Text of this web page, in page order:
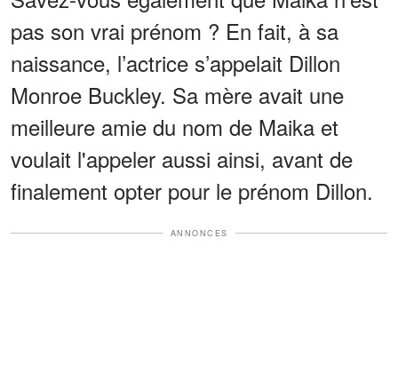
pas son vrai prénom ? En fait, à sa
naissance, l’actrice s’appelait Dillon
Monroe Buckley. Sa mère avait une
meilleure amie du nom de Maika et
voulait l'appeler aussi ainsi, avant de
finalement opter pour le prénom Dillon.
ANNONCES